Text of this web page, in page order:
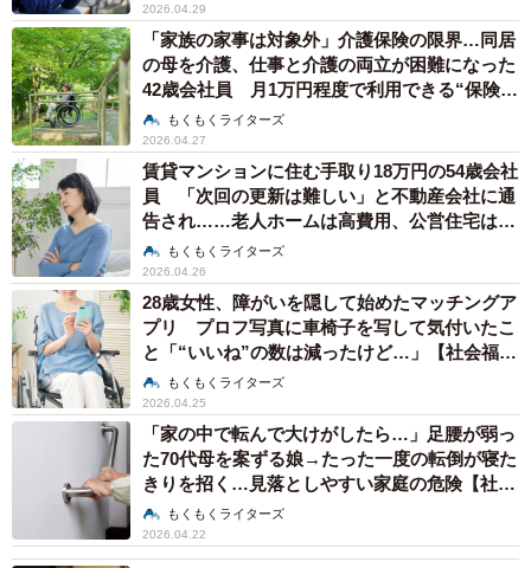
2026.04.29
「家族の家事は対象外」介護保険の限界…同居
の母を介護、仕事と介護の両立が困難になった
42歳会社員 月1万円程度で利用できる“保険外
サービス”とは？【社会福祉士が解説】
もくもくライターズ
2026.04.27
賃貸マンションに住む手取り18万円の54歳会社
員 「次回の更新は難しい」と不動産会社に通
告され……老人ホームは高費用、公営住宅は高
倍率、どうすれば？【社会福祉士が解説】
もくもくライターズ
2026.04.26
28歳女性、障がいを隠して始めたマッチングア
プリ プロフ写真に車椅子を写して気付いたこ
と「“いいね”の数は減ったけど…」【社会福祉
士が解説】
もくもくライターズ
2026.04.25
「家の中で転んで大けがしたら…」足腰が弱っ
た70代母を案ずる娘→たった一度の転倒が寝た
きりを招く…見落としやすい家庭の危険【社会
福祉士が解説】
もくもくライターズ
2026.04.22